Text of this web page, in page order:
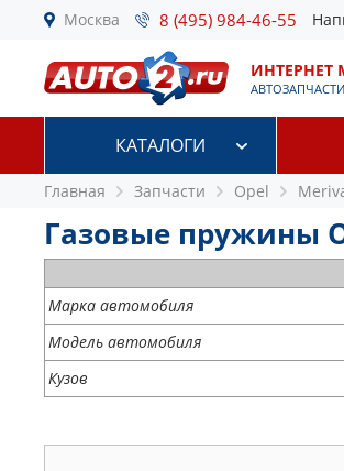
Москва 8 (495) 984-46-55
ИНТЕРНЕТ
КАТАЛОГИ
Главная Запчасти Opel
Газовые пружины
Марка автомобиля
Модель автомобиля
Кузов